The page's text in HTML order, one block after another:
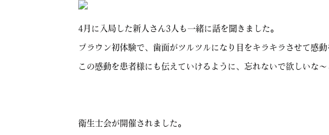
4月に入局した新人さん3人も一緒に話を聞きました。
ブラウン初体験で、歯面がツルツルになり目をキラキラさせて感動
この感動を患者様にも伝えていけるように、忘れないで欲しいな～
衛生士会が開催されました。